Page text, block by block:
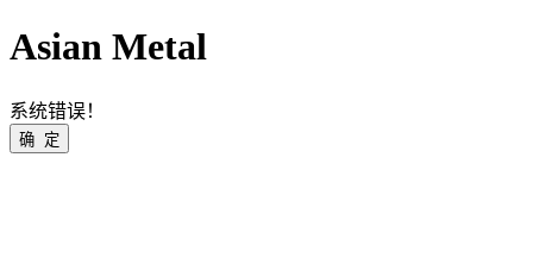
Asian Metal
系统错误！